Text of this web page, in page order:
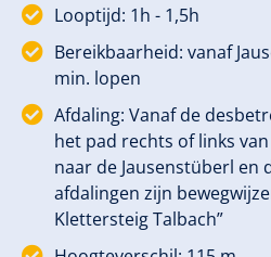
Looptijd: 1h - 1,5h
Bereikbaarheid: vanaf
min. lopen
Afdaling: Vanaf de
het pad rechts of links
naar de Jausenstüberl en
afdalingen zijn
Klettersteig Talbach”